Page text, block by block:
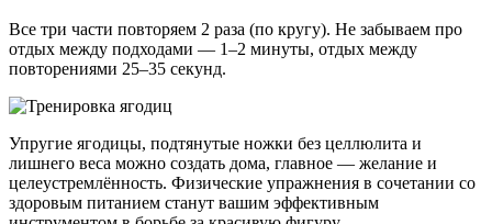
Все три части повторяем 2 раза (по кругу). Не забываем про
отдых между подходами — 1–2 минуты, отдых между
повторениями 25–35 секунд.
Упругие ягодицы, подтянутые ножки без целлюлита и
лишнего веса можно создать дома, главное — желание и
целеустремлённость. Физические упражнения в сочетании со
здоровым питанием станут вашим эффективным